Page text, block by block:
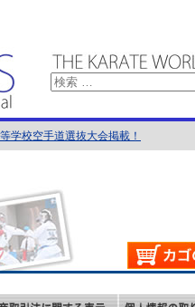
学校空手道選抜大会掲載！